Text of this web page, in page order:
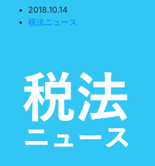
2018.10.14
税法ニュース